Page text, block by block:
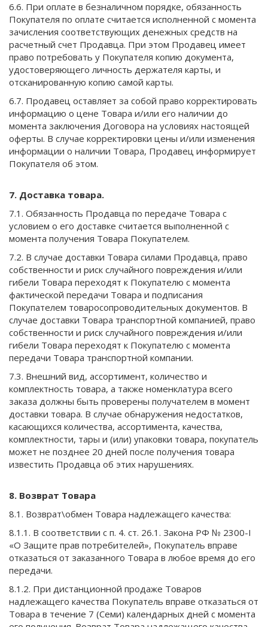
6.6. При оплате в безналичном порядке, обязанность
Покупателя по оплате считается исполненной с момента
зачисления соответствующих денежных средств на
расчетный счет Продавца. При этом Продавец имеет
право потребовать у Покупателя копию документа,
удостоверяющего личность держателя карты, и
отсканированную копию самой карты.
6.7. Продавец оставляет за собой право корректировать
информацию о цене Товара и/или его наличии до
момента заключения Договора на условиях настоящей
оферты. В случае корректировки цены и/или изменения
информации о наличии Товара, Продавец информирует
Покупателя об этом.
7. Доставка товара.
7.1. Обязанность Продавца по передаче Товара с
условием о его доставке считается выполненной с
момента получения Товара Покупателем.
7.2. В случае доставки Товара силами Продавца, право
собственности и риск случайного повреждения и/или
гибели Товара переходят к Покупателю с момента
фактической передачи Товара и подписания
Покупателем товаросопроводительных документов. В
случае доставки Товара транспортной компанией, право
собственности и риск случайного повреждения и/или
гибели Товара переходят к Покупателю с момента
передачи Товара транспортной компании.
7.3. Внешний вид, ассортимент, количество и
комплектность товара, а также номенклатура всего
заказа должны быть проверены получателем в момент
доставки товара. В случае обнаружения недостатков,
касающихся количества, ассортимента, качества,
комплектности, тары и (или) упаковки товара, покупатель
может не позднее 20 дней после получения товара
известить Продавца об этих нарушениях.
8. Возврат Товара
8.1. Возврат\обмен Товара надлежащего качества:
8.1.1. В соответствии с п. 4. ст. 26.1. Закона РФ № 2300-I
«О Защите прав потребителей», Покупатель вправе
отказаться от заказанного Товара в любое время до его
передачи.
8.1.2. При дистанционной продаже Товаров
надлежащего качества Покупатель вправе отказаться от
Товара в течение 7 (Семи) календарных дней с момента